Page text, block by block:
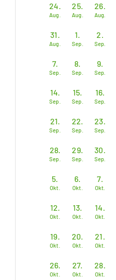
24.
Aug.
25.
Aug.
26.
Aug.
31.
Aug.
1.
Sep.
2.
Sep.
7.
Sep.
8.
Sep.
9.
Sep.
14.
Sep.
15.
Sep.
16.
Sep.
21.
Sep.
22.
Sep.
23.
Sep.
28.
Sep.
29.
Sep.
30.
Sep.
5.
Okt.
6.
Okt.
7.
Okt.
12.
Okt.
13.
Okt.
14.
Okt.
19.
Okt.
20.
Okt.
21.
Okt.
26.
Okt.
27.
Okt.
28.
Okt.